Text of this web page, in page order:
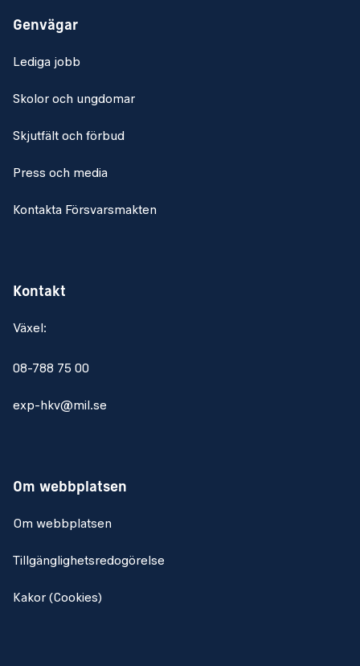
Genvägar
Lediga jobb
Skolor och ungdomar
Skjutfält och förbud
Press och media
Kontakta Försvarsmakten
Kontakt
Växel:
08-788 75 00
exp-hkv@mil.se
Om webbplatsen
Om webbplatsen
Tillgänglighetsredogörelse
Kakor (Cookies)